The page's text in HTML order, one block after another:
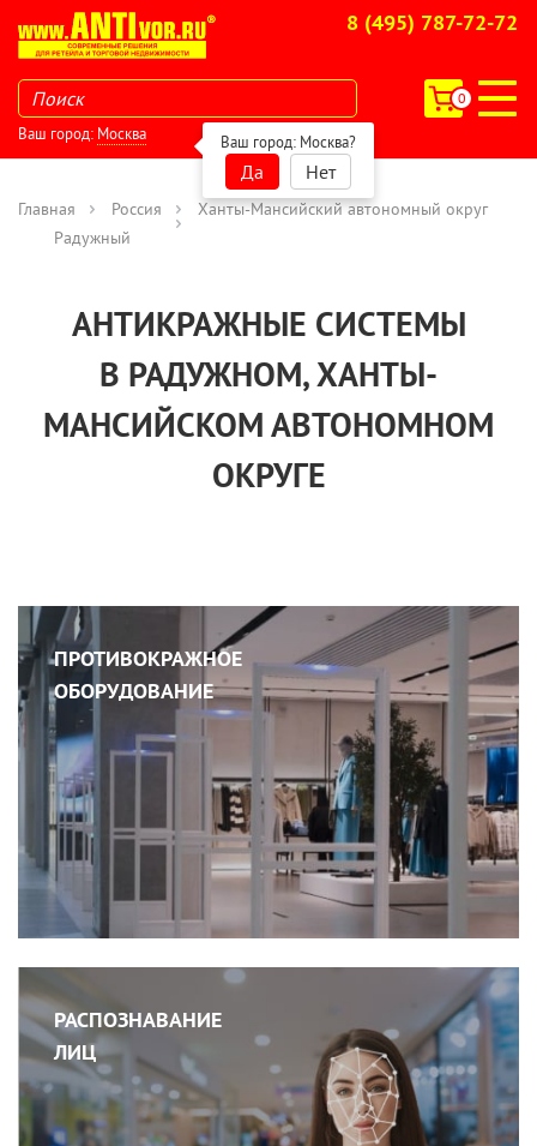
8 (495) 787-72-72
0
Ваш город: Москва Ваш город: Москва?
Да Нет
Главная Россия
Ханты-Мансийский автономный округ
Радужный
АНТИКРАЖНЫЕ СИСТЕМЫ
В РАДУЖНОМ, ХАНТЫ-
МАНСИЙСКОМ АВТОНОМНОМ
ОКРУГЕ
ПРОТИВОКРАЖНОЕ
ОБОРУДОВАНИЕ
РАСПОЗНАВАНИЕ
ЛИЦ